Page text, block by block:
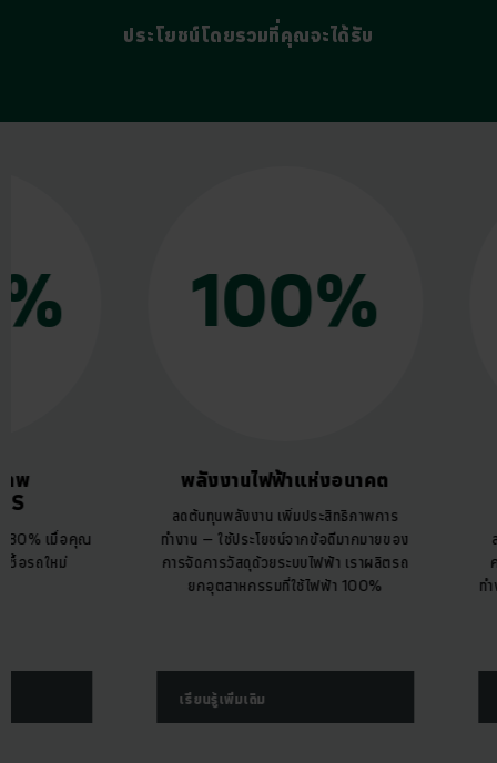
ประโยชน์โดยรวมที่คุณจะได้รับ
100%
พลังงานไฟฟ้าแห่งอนาคต
ลดต้นทุนพลังงาน เพิ่มประสิทธิภาพการ
ทำงาน – ใช้ประโยชน์จากข้อดีมากมายของ
การจัดการวัสดุด้วยระบบไฟฟ้า เราผลิตรถ
ยกอุตสาหกรรมที่ใช้ไฟฟ้า 100%
ประหยัดพลัง
ลดการใช้พลังงาน
คล่องตัวและเชื่อถื
ทำงานได้ตลอด 24 ชั่